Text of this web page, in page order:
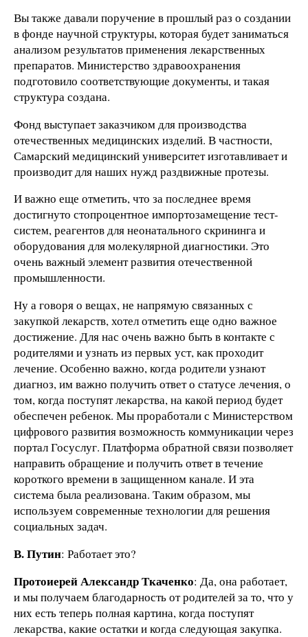
Вы также давали поручение в прошлый раз о создании
в фонде научной структуры, которая будет заниматься
анализом результатов применения лекарственных
препаратов. Министерство здравоохранения
подготовило соответствующие документы, и такая
структура создана.
Фонд выступает заказчиком для производства
отечественных медицинских изделий. В частности,
Самарский медицинский университет изготавливает и
производит для наших нужд раздвижные протезы.
И важно еще отметить, что за последнее время
достигнуто стопроцентное импортозамещение тест-
систем, реагентов для неонатального скрининга и
оборудования для молекулярной диагностики. Это
очень важный элемент развития отечественной
промышленности.
Ну а говоря о вещах, не напрямую связанных с
закупкой лекарств, хотел отметить еще одно важное
достижение. Для нас очень важно быть в контакте с
родителями и узнать из первых уст, как проходит
лечение. Особенно важно, когда родители узнают
диагноз, им важно получить ответ о статусе лечения, о
том, когда поступят лекарства, на какой период будет
обеспечен ребенок. Мы проработали с Министерством
цифрового развития возможность коммуникации через
портал Госуслуг. Платформа обратной связи позволяет
направить обращение и получить ответ в течение
короткого времени в защищенном канале. И эта
система была реализована. Таким образом, мы
используем современные технологии для решения
социальных задач.
В. Путин: Работает это?
Протоиерей Александр Ткаченко: Да, она работает,
и мы получаем благодарность от родителей за то, что у
них есть теперь полная картина, когда поступят
лекарства, какие остатки и когда следующая закупка.